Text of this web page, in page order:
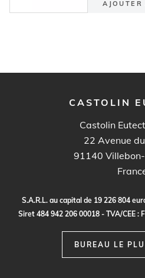
CASTOLIN
Castolin
22 Avenue
91140
S.A.R.L. au capital de 19 226804 eur
Siret 484 942206 00018 - TVA/CEE : F
BUREAU LE